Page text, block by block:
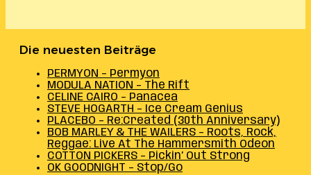
Die neuesten Beiträge
PERMYON – Permyon
MODULA NATION – The Rift
CELINE CAIRO – Panacea
STEVE HOGARTH – Ice Cream Genius
PLACEBO – Re:Created (30th Anniversary)
BOB MARLEY & THE WAILERS – Roots, Rock,
Reggae: Live At The Hammersmith Odeon
COTTON PICKERS – Pickin’ Out Strong
OK GOODNIGHT – Stop/Go